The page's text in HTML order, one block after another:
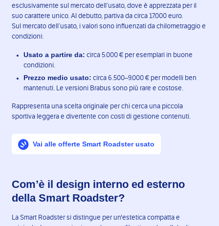
esclusivamente sul mercato dell’usato, dove è apprezzata per il
suo carattere unico. Al debutto, partiva da circa 17.000 euro.
Sul mercato dell’usato, i valori sono influenzati da chilometraggio e
condizioni:
Usato a partire da: circa 5.000 € per esemplari in buone
condizioni.
Prezzo medio usato: circa 6.500–9.000 € per modelli ben
mantenuti. Le versioni Brabus sono più rare e costose.
Rappresenta una scelta originale per chi cerca una piccola
sportiva leggera e divertente con costi di gestione contenuti.
Vai alle offerte Smart Roadster usato
Com’è il design interno ed esterno
della Smart Roadster?
La Smart Roadster si distingue per un'estetica compatta e